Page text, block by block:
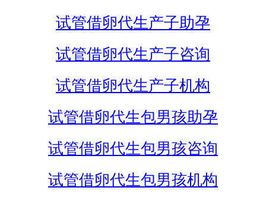
试管借卵代生产子助孕
试管借卵代生产子咨询
试管借卵代生产子机构
试管借卵代生包男孩助孕
试管借卵代生包男孩咨询
试管借卵代生包男孩机构